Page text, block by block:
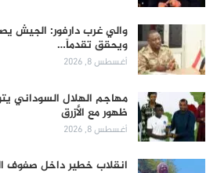
والي غرب دارفور: الجيش
ويحقق تقدماً…
أغسطس 8, 2026
مهاجم الهلال السوداني
ظهور مع الأزرق
أغسطس 8, 2026
انقلاب خطير داخل صفوف